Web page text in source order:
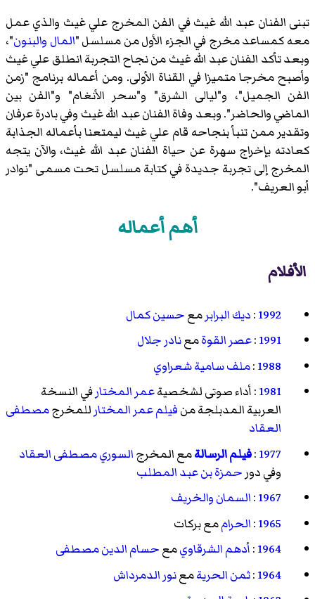
تبنى الفنان عبد الله غيث في الفن المخرج علي غيث والذي عمل
معه كمساعد مخرج في الجزء الأول من مسلسل "المال والبنون"،
وبعد تأكد الفنان عبد الله غيث من نجاح التجربة انطلقعلي غيث
وأصبح مخرجا متميزا في القناة الأولى. ومن أعماله برنامج "زمن
الفن الجميل"، و"ليالى الشرق" و"سحر الأنغام" و"الفن بين
الماضي والحاضر". وبعد وفاة الفنان عبد الله غيث وفي بادرة عرفان
وتقدير ممن تنبأ بنجاحه قام علي غيث ليمتعنا بأعماله الجذابة
كعادته بإخراج سهرة عن حياة الفنان عبد الله غيث، والآن يتجه
المخرج إلى تجربة جديدة في كتابة مسلسل تحت مسمى "نوادر
أبو العريف".
أهم أعماله
الأفلام
1992
:ديك البرابرمعحسين كمال
1991
:عصر القوةمعنادر جلال
1988
:ملف سامية شعراوي
1981: أداء صوتى لشخصيةعمر المختارفي النسخة
العربية المدبلجة منفيلم عمر المختارللمخرجمصطفى
العقاد
1977
:فيلم الرسالةمع المخرجالسوريمصطفى العقاد
وفي دور حمزة بن عبد المطلب
1967
:السمان والخريف
1965
:الحراممعبركات
1964
:أدهم الشرقاويمعحسام الدين مصطفى
1964
:ثمن الحريةمعنور الدمرداش